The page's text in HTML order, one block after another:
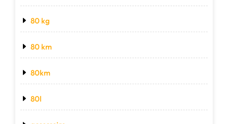
80 kg
80 km
80km
80l